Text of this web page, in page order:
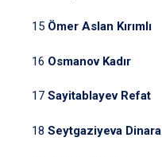
15 Ömer Aslan Kırımlı
16 Osmanov Kadır
17 Sayitablayev Refat
18 Seytgaziyeva Dinara